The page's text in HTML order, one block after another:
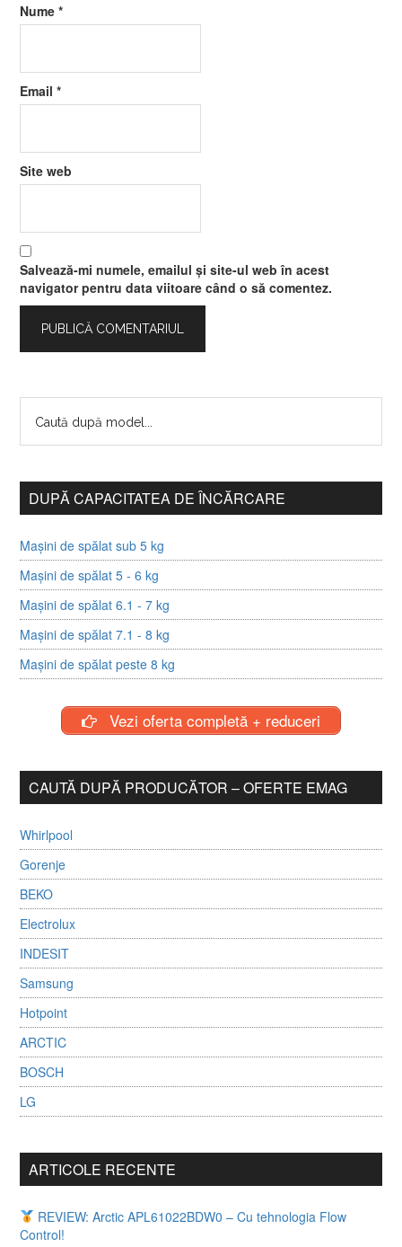
Nume*
Email*
Site web
Salvează-mi numele, emailul și site-ul web în acest
navigator pentru data viitoare când o să comentez.
DUPĂ CAPACITATEA DE ÎNCĂRCARE
Mașini de spălat sub 5 kg
Mașini de spălat 5 - 6 kg
Mașini de spălat 6.1 - 7 kg
Mașini de spălat 7.1 - 8 kg
Mașini de spălat peste 8 kg
Vezi oferta completă + reduceri
CAUTĂ DUPĂ PRODUCĂTOR – OFERTE EMAG
Whirlpool
Gorenje
BEKO
Electrolux
INDESIT
Samsung
Hotpoint
ARCTIC
BOSCH
LG
ARTICOLE RECENTE
REVIEW: Arctic APL61022BDW0 – Cu tehnologia Flow
Control!